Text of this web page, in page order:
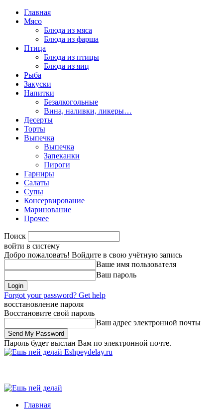
Главная
Мясо
Блюда из мяса
Блюда из фарша
Птица
Блюда из птицы
Блюда из яиц
Рыба
Закуски
Напитки
Безалкогольные
Вина, наливки, ликеры…
Десерты
Торты
Выпечка
Выпечка
Запеканки
Пироги
Гарниры
Салаты
Супы
Консервирование
Маринование
Прочее
Поиск
войти в систему
Добро пожаловать! Войдите в свою учётную запись
Ваше имя пользователя
Ваш пароль
Forgot your password? Get help
восстановление пароля
Восстановите свой пароль
Ваш адрес электронной почты
Пароль будет выслан Вам по электронной почте.
Eshpeydelay.ru
Главная